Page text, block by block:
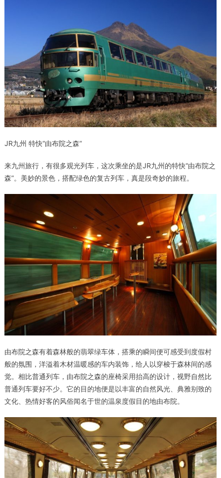
JR九州 特快“由布院之森”
来九州旅行，有很多观光列车，这次乘坐的是JR九州的特快“由布院之
森”。美妙的景色，搭配绿色的复古列车，真是段奇妙的旅程。
由布院之森有着森林般的翡翠绿车体，搭乘的瞬间便可感受到度假村
般的氛围，洋溢着木材温暖感的车内装饰，给人以穿梭于森林间的感
觉。相比普通列车，由布院之森的座椅采用抬高的设计，视野自然比
普通列车要好不少。它的目的地便是以丰富的自然风光、典雅别致的
文化、热情好客的风俗闻名于世的温泉度假目的地由布院。